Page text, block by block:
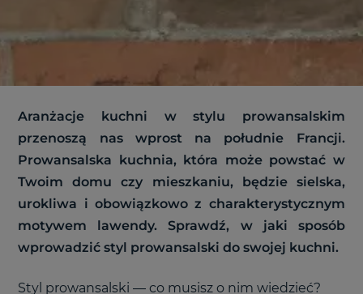
Aranżacje kuchni w stylu prowansalskim
przenoszą nas wprost na południe Francji.
Prowansalska kuchnia, która może powstać w
Twoim domu czy mieszkaniu, będzie sielska,
urokliwa i obowiązkowo z charakterystycznym
motywem lawendy. Sprawdź, w jaki sposób
wprowadzić styl prowansalski do swojej kuchni.
Styl prowansalski — co musisz o nim wiedzieć?